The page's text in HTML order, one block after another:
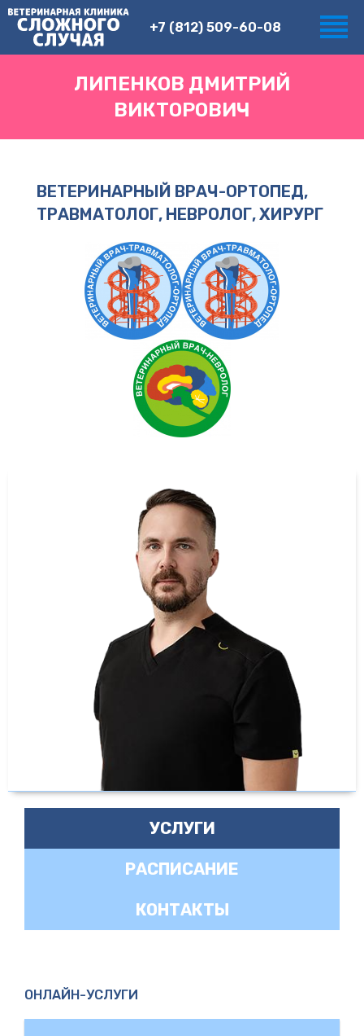
+7 (812) 509-60-08
ЛИПЕНКОВ ДМИТРИЙ
ВИКТОРОВИЧ
ВЕТЕРИНАРНЫЙ ВРАЧ-ОРТОПЕД,
ТРАВМАТОЛОГ, НЕВРОЛОГ, ХИРУРГ
УСЛУГИ
РАСПИСАНИЕ
КОНТАКТЫ
ОНЛАЙН-УСЛУГИ